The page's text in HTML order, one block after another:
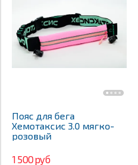
Пояс для бега
Хемотаксис 3.0 мягко-
розовый
1 500 руб